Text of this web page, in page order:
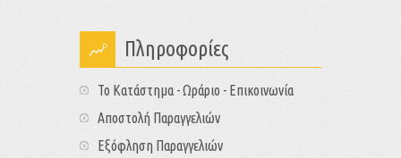
Πληροφορίες
Το Κατάστημα - Ωράριο - Επικοινωνία
Αποστολή Παραγγελιών
Εξόφληση Παραγγελιών